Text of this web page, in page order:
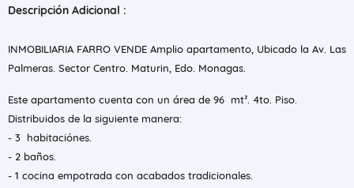
Descripción Adicional :
INMOBILIARIA FARRO VENDE Amplio apartamento, Ubicado la Av. Las
Palmeras. Sector Centro. Maturin, Edo. Monagas.
Este apartamento cuenta con un área de 96 mt². 4to. Piso.
Distribuidos de la siguiente manera:
- 3 habitaciónes.
- 2 baños.
- 1 cocina empotrada con acabados tradicionales.